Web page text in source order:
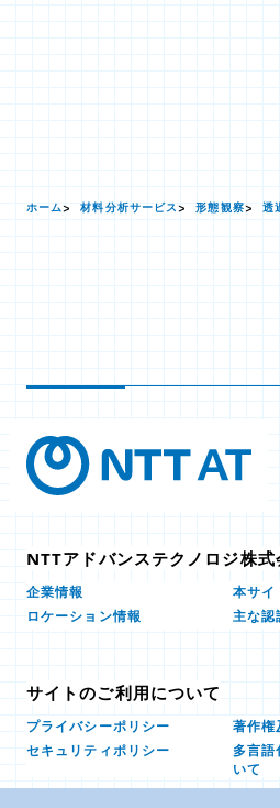
ホーム 材料分析サービス 形態観察 透
NTTアドバンステクノロジ株
企業情報
本サイ
ロケーション情報
主な認
サイトのご利用について
プライバシーポリシー
著作権
セキュリティポリシー
多言語
いて